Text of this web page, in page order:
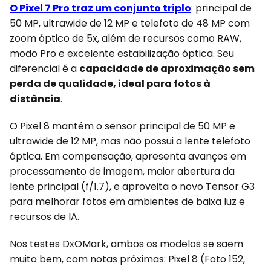
O Pixel 7 Pro traz um conjunto triplo: principal de
50 MP, ultrawide de 12 MP e telefoto de 48 MP com
zoom óptico de 5x, além de recursos como RAW,
modo Pro e excelente estabilização óptica. Seu
diferencial é a capacidade de aproximação sem
perda de qualidade, ideal para fotos à
distância.
O Pixel 8 mantém o sensor principal de 50 MP e
ultrawide de 12 MP, mas não possui a lente telefoto
óptica. Em compensação, apresenta avanços em
processamento de imagem, maior abertura da
lente principal (f/1.7), e aproveita o novo Tensor G3
para melhorar fotos em ambientes de baixa luz e
recursos de IA.
Nos testes DxOMark, ambos os modelos se saem
muito bem, com notas próximas: Pixel 8 (Foto 152,